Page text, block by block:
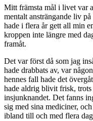
Mitt främsta mål i livet var
mentalt ansträngande liv
hade i flera år gett all min
kroppen inte längre med
framåt.
Det var först då som jag
hade drabbats av, var
hennes fall hade det
hade aldrig blivit frisk, trots
insjunknandet. Det fanns
sig med sina mediciner,
ibland till och med flera